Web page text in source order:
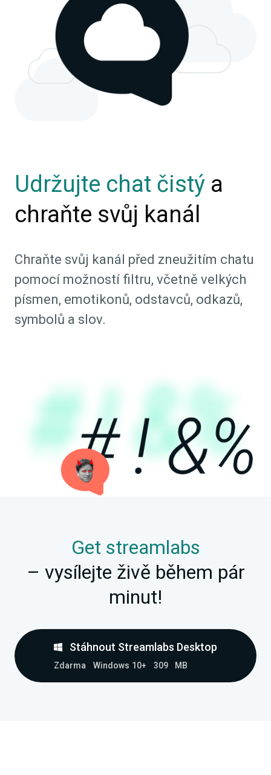
Udržujte chat čistý a
chraňte svůj kanál
Chraňte svůj kanál před zneužitím chatu
pomocí možností filtru, včetně velkých
písmen, emotikonů, odstavců, odkazů,
symbolů a slov.
Get streamlabs
– vysílejte živě během pár
minut!
Stáhnout Streamlabs Desktop
Zdarma Windows 10+ 309 MB